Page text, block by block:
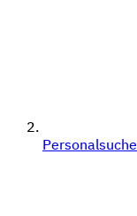
Personalsuche